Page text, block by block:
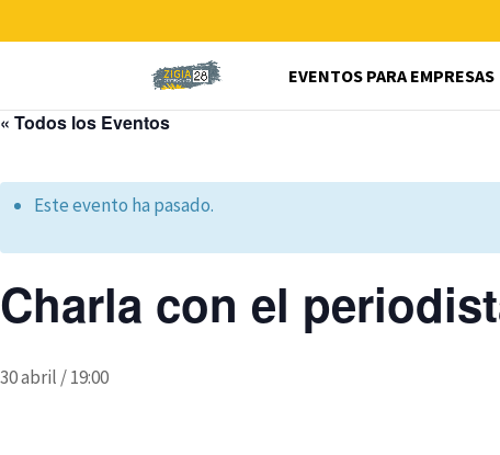
EVENTOS PARA EMPRESAS
« Todos los Eventos
Este evento ha pasado.
Charla con el
30 abril / 19:00